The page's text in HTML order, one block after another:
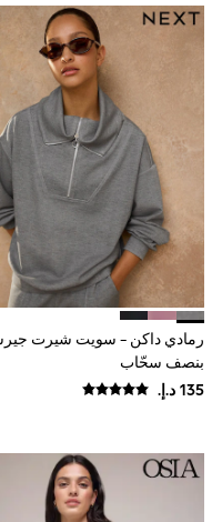
Shoes
Coats & Jackets
& Accessories
Shirts
Polo Shirts
Shop all
Shoes
Coats & Jackets
Bags
Polo Shirts
Blue
Black
White
Grey
Green
Schoolwear
adidas
Nike
Kickers
Clarks
Trutex
رمادي داكن - سويت شيرت
بنصف سحّاب